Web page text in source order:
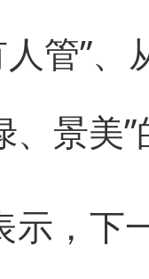
人管”
、景美
示，下